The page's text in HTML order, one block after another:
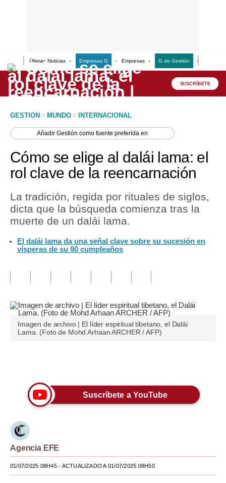
Últimas Noticias Empresas G Empresas G de Gestión
Lo último
Peru Quiosco
Economía
Perú
Política
Tu Dinero
Inmobiliarias
Plus G
Opinión
Tendencias
Lujo
Viajes
Moda
SUSCRÍBETE
GESTION > MUNDO > INTERNACIONAL
AñadirGestión como fuente preferida en
Cómo se elige al dalái lama: el
rol clave de la reencarnación
La tradición, regida por rituales de siglos,
dicta que la búsqueda comienza tras la
muerte de un dalái lama.
El dalái lama da una señal clave sobre su sucesión en
vísperas de su 90 cumpleaños
Imagen de archivo | El líder espiritual tibetano, el Dalái
Lama. (Foto de Mohd Arhaan ARCHER / AFP)
Suscríbete a YouTube
Agencia EFE
01/07/2025 08H45- ACTUALIZADO A 01/07/2025 08H50